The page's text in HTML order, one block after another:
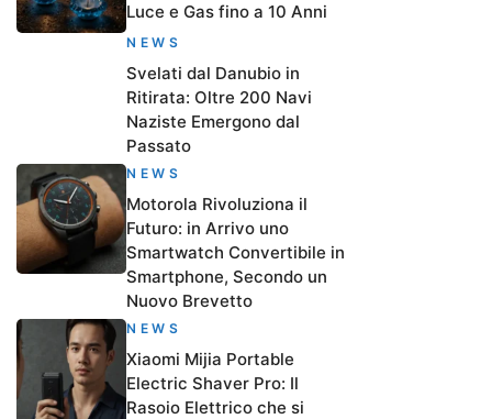
Luce e Gas fino a 10 Anni
NEWS
Svelati dal Danubio in
Ritirata: Oltre 200 Navi
Naziste Emergono dal
Passato
NEWS
Motorola Rivoluziona il
Futuro: in Arrivo uno
Smartwatch Convertibile in
Smartphone, Secondo un
Nuovo Brevetto
NEWS
Xiaomi Mijia Portable
Electric Shaver Pro: Il
Rasoio Elettrico che si